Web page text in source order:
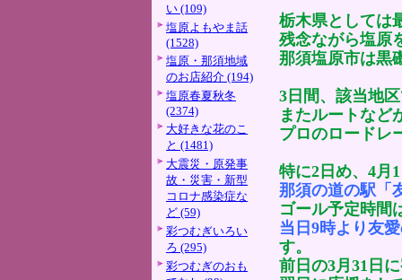
い (109)
塩原よもやま話
(1528)
塩原・那須地域
のお店紹介 (194)
塩原春夏秋冬
(2374)
大好きな花のこ
と (1481)
大震災・原発事
故・災害・新型
コロナ感染症な
ど (59)
彩つむぎいろい
ろ (295)
彩つむぎのおも
栃木県としては
残念ながら塩原
那須塩原市は黒
3日間、該当地
またルートなど
プロのロードレ
特に2日め、4月
那須の道の駅「
ゴール予定時間
当日9時より友
す。
前日の3月31日